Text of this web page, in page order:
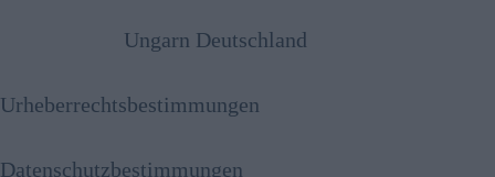
Ungarn Deutschland
Urheberrechtsbestimmungen
Datenschutzbestimmungen